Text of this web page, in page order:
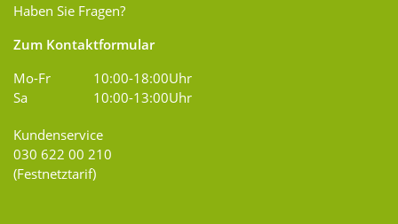
Haben Sie Fragen?
Zum Kontaktformular
Mo-Fr
10:00-18:00Uhr
Sa
10:00-13:00Uhr
Kundenservice
030 622 00 210
(Festnetztarif)